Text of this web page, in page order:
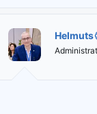
Helmuts